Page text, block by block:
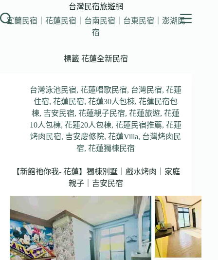
至
台灣民宿旅遊網
宜蘭民宿｜花蓮民宿｜台南民宿｜台東民宿｜澎湖民
宿
標籤 花蓮全新民宿
台灣泳池民宿,花蓮唱歌民宿, 台灣民宿,花蓮
住宿,花蓮民宿,花蓮30人包棟,花蓮民宿包
棟, 吉安民宿,花蓮親子民宿,花蓮旅遊,花蓮
10人包棟,花蓮20人包棟,花蓮民宿推薦,花蓮
烤肉民宿, 吉安慶修院,花蓮Villa, 台灣烤肉民
宿,花蓮獨棟民宿
【新館祂你我- 花蓮】獨棟別墅｜戲水烤肉｜家庭
親子｜吉安民宿